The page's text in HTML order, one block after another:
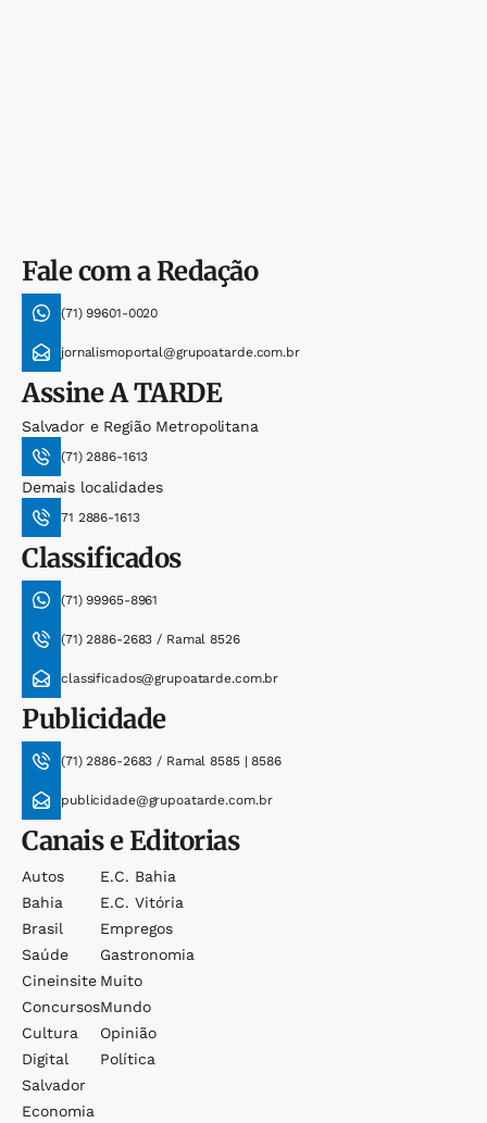
Fale com a Redação
(71) 99601-0020
jornalismoportal@grupoatarde.com.br
AssineA TARDE
Salvador e Região Metropolitana
(71) 2886-1613
Demais localidades
71 2886-1613
Classificados
(71) 99965-8961
(71) 2886-2683 / Ramal 8526
classificados@grupoatarde.com.br
Publicidade
(71) 2886-2683 / Ramal 8585 | 8586
publicidade@grupoatarde.com.br
Canais e Editorias
Autos
Bahia
Brasil
Saúde
Cineinsite
Concursos
Cultura
Digital
Salvador
Economia
E.c. Bahia
E.c. Vitória
Empregos
Gastronomia
Muito
Mundo
Opinião
Política